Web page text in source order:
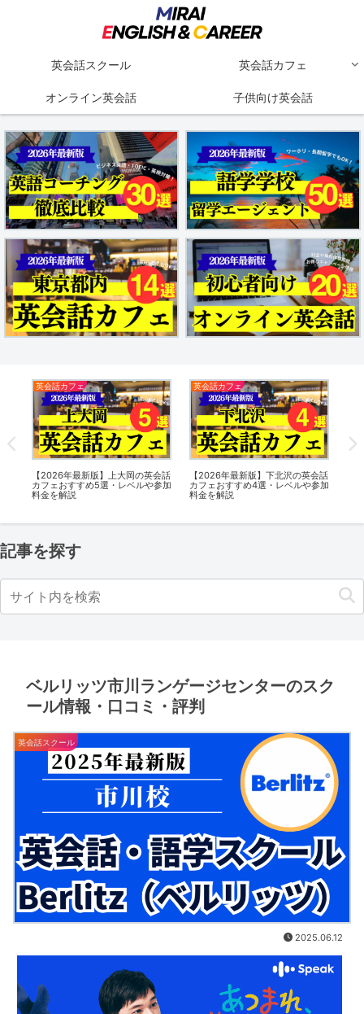
英会話スクール 英会話カフェ
オンライン英会話 子供向け英会話
英会話カフェ
【2026年最新版】駒込の英会話カ
フェおすすめ5選・レベルや参加料
金を解説
英会話カフェ
【2026年最新版】不動前の英会話
カフェおすすめ5選・レベルや参加
料金を解説
記事を探す
ベルリッツ市川ランゲージセンターのスク
ール情報・口コミ・評判
英会話スクール
2025.06.12